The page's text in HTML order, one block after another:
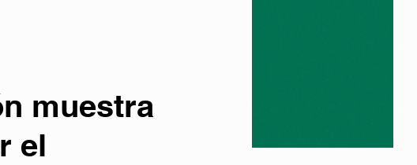
muestra
el